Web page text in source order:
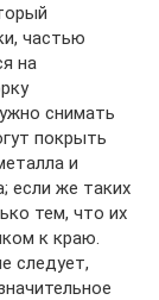
частью
на
снимать
покрыть
и
если же таких
тем, что их
к краю.
следует,